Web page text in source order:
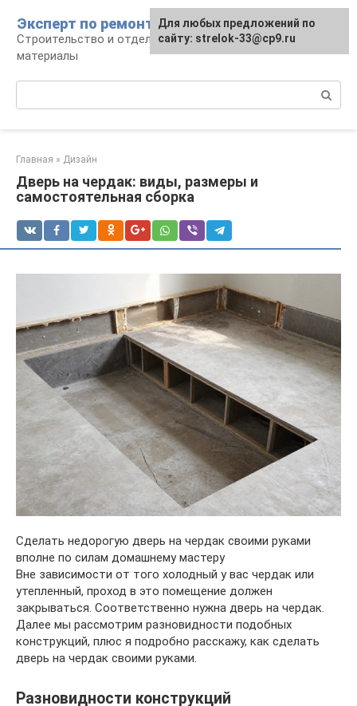
контенту
Эксперт по ремонту
Строительство и отделка: работы и
материалы
Главная » Дизайн
Дверь на чердак: виды, размеры и
самостоятельная сборка
Сделать недорогую дверь на чердак своими руками
вполне по силам домашнему мастеру
Вне зависимости от того холодный у вас чердак или
утепленный, проход в это помещение должен
закрываться. Соответственно нужна дверь на чердак.
Далее мы рассмотрим разновидности подобных
конструкций, плюс я подробно расскажу, как сделать
дверь на чердак своими руками.
Разновидности конструкций
Для любых предложений по
сайту: strelok-33@cp9.ru
Для любых предложений по
сайту: strelok-33@cp9.ru